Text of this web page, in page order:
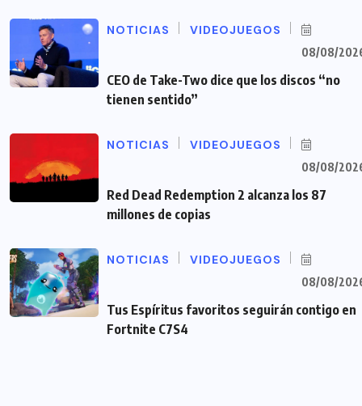
NOTICIAS VIDEOJUEGOS
08/08/
CEO de Take-Two dice que los discos “no
tienen sentido”
NOTICIAS VIDEOJUEGOS
08/08/
Red Dead Redemption 2 alcanza los 87
millones de copias
NOTICIAS VIDEOJUEGOS
08/08/
Tus Espíritus favoritos seguirán contigo en
Fortnite C7S4